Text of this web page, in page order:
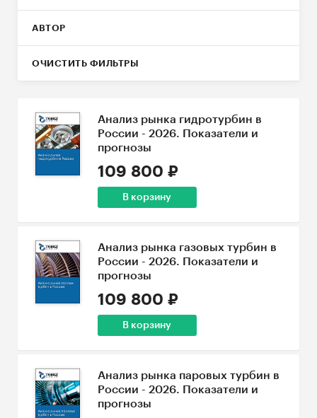
АВТОР
ОЧИСТИТЬ ФИЛЬТРЫ
Анализ рынка гидротурбин в
России - 2026. Показатели и
прогнозы
109 800 ₽
В корзину
Анализ рынка газовых турбин в
России - 2026. Показатели и
прогнозы
109 800 ₽
В корзину
Анализ рынка паровых турбин в
России - 2026. Показатели и
прогнозы